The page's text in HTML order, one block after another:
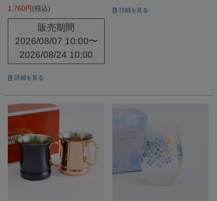
1,760
税込
販売期間
2026/08/07 10:00〜
2026/08/24 10:00
詳細を見る
詳細を見る